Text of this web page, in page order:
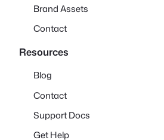
Brand Assets
Contact
Resources
Blog
Contact
Support Docs
Get Help